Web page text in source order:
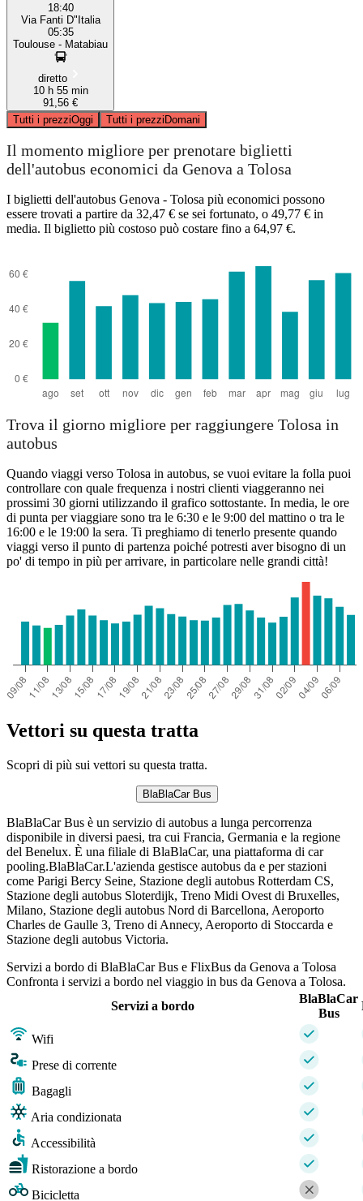
18:40
Via Fanti D"Italia
05:35
Toulouse - Matabiau
diretto
10 h 55 min
91,56 €
Tutti i prezziOggi Tutti i prezziDomani
Il momento migliore per prenotare biglietti
dell'autobus economici da Genova a Tolosa
I biglietti dell'autobus Genova - Tolosa più economici possono
essere trovati a partire da 32,47 € se sei fortunato, o 49,77 € in
media. Il biglietto più costoso può costare fino a 64,97 €.
Trova il giorno migliore per raggiungere Tolosa in
autobus
Quando viaggi verso Tolosa in autobus, se vuoi evitare la folla puoi
controllare con quale frequenza i nostri clienti viaggeranno nei
prossimi 30 giorni utilizzando il grafico sottostante. In media, le ore
di punta per viaggiare sono tra le 6:30 e le 9:00 del mattino o tra le
16:00 e le 19:00 la sera. Ti preghiamo di tenerlo presente quando
viaggi verso il punto di partenza poiché potresti aver bisogno di un
po' di tempo in più per arrivare, in particolare nelle grandi città!
Vettori su questa tratta
Scopri di più sui vettori su questa tratta.
BlaBlaCar Bus
BlaBlaCar Bus è un servizio di autobus a lunga percorrenza
disponibile in diversi paesi, tra cui Francia, Germania e la regione
del Benelux. È una filiale di BlaBlaCar, una piattaforma di car
pooling.BlaBlaCar.L'azienda gestisce autobus da e per stazioni
come Parigi Bercy Seine, Stazione degli autobus Rotterdam CS,
Stazione degli autobus Sloterdijk, Treno Midi Ovest di Bruxelles,
Milano, Stazione degli autobus Nord di Barcellona, ​​Aeroporto
Charles de Gaulle 3, Treno di Annecy, Aeroporto di Stoccarda e
Stazione degli autobus Victoria.
Servizi a bordo di BlaBlaCar Bus e FlixBus da Genova a Tolosa
Confronta i servizi a bordo nel viaggio in bus da Genova a Tolosa.
Servizi a bordo
BlaBlaCar
Bus
Wifi
Prese di corrente
Bagagli
Aria condizionata
Accessibilità
Ristorazione a bordo
Bicicletta